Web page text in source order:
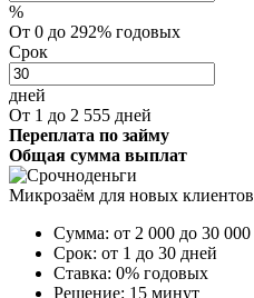
%
От 0 до 292% годовых
Срок
дней
От 1 до 2 555 дней
Переплата по займу
Общая сумма выплат
Микрозаём для новых клиентов
Сумма: от 2 000 до 30 000
Срок: от 1 до 30 дней
Ставка: 0% годовых
Решение: 15 минут